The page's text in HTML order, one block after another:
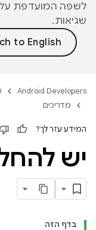
לשפה המועדפת
שגיאות.
Android Developers
מדריכים
המידע עזר לך?
יש
בדף הזה